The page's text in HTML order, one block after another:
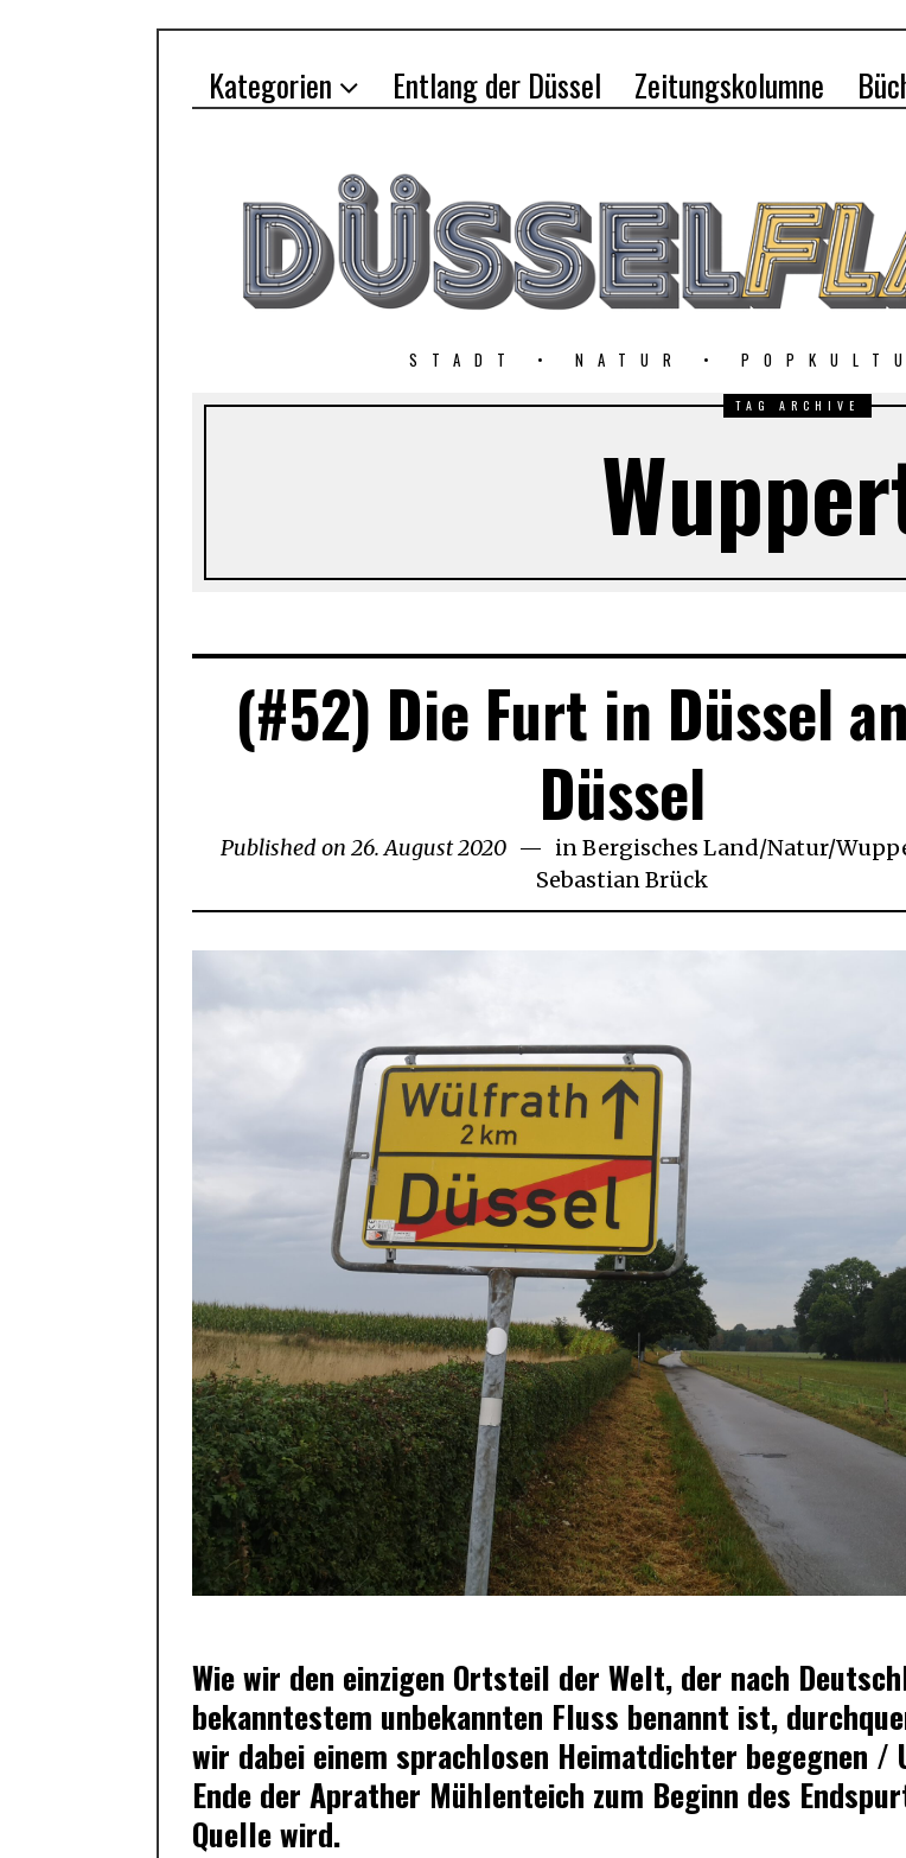
Kategorien Entlang der Düssel Zeitungskolumne
STADT • NATUR •
TAG ARCHIVE
(#52) Die Furt in Düssel
Düssel
Published on 26. August 202026.
August
2020
inBergisches Land/Natur/
Sebastian Brück
Wie wir den einzigen Ortsteil der Welt, der nach
bekanntestem unbekannten Fluss benannt ist,
wir dabei einem sprachlosen Heimatdichter begegnen /
Ende der Aprather Mühlenteich zum Beginn des
Quelle wird.